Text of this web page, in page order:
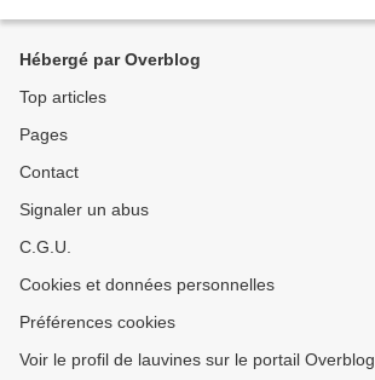
Hébergé par Overblog
Top articles
Pages
Contact
Signaler un abus
C.G.U.
Cookies et données personnelles
Préférences cookies
Voir le profil de lauvines sur le portail Overblog